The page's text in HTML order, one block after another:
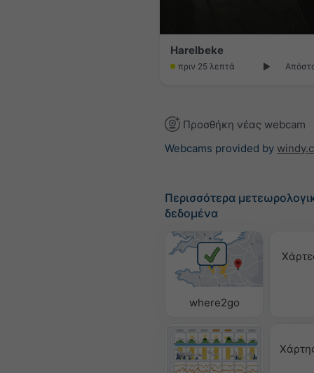
Harelbeke
πριν 25 λεπτά
Προσθήκη νέας webcam
Webcams provided by
Περισσότερα
δεδομένα
where2go